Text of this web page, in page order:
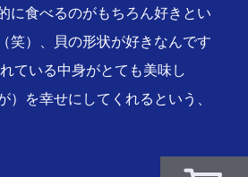
に食べるのがもちろん好きとい
笑）、貝の形状が好きなんです
ている中身がとても美味し
）を幸せにしてくれるという、